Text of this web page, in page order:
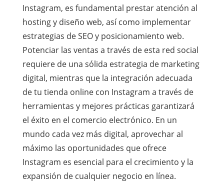
Instagram, es fundamental prestar atención al
hosting y diseño web, así como implementar
estrategias de SEO y posicionamiento web.
Potenciar las ventas a través de esta red social
requiere de una sólida estrategia de marketing
digital, mientras que la integración adecuada
de tu tienda online con Instagram a través de
herramientas y mejores prácticas garantizará
el éxito en el comercio electrónico. En un
mundo cada vez más digital, aprovechar al
máximo las oportunidades que ofrece
Instagram es esencial para el crecimiento y la
expansión de cualquier negocio en línea.